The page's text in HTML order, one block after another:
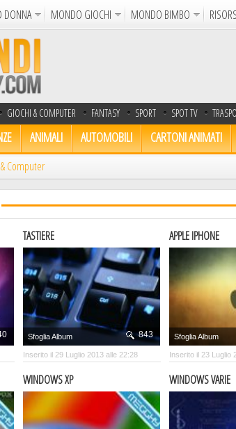
DONNA MONDO GIOCHI MONDO BIMBO
Cucina
Puzzle
Disegni da Colorare Crea il Disegno
Gif Animate
Notizie
Glitter
GIOCHI & COMPUTER FANTASY SPORT SPOT TV
ANIMALI AUTOMOBILI CARTONI ANIMATI
Computer
843
TASTIERE
Sfoglia Album
Inserito il 29 Luglio 2013 alle 22:28
APPLE IPHONE
Sfoglia Album
Inserito il 23 Luglio
WINDOWS XP WINDOWS VARIE